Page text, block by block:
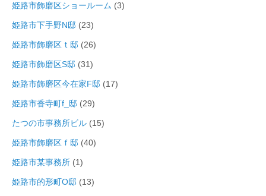
姫路市飾磨区ショールーム (3)
姫路市下手野N邸 (23)
姫路市飾磨区ｔ邸 (26)
姫路市飾磨区S邸 (31)
姫路市飾磨区今在家F邸 (17)
姫路市香寺町f_邸 (29)
たつの市事務所ビル (15)
姫路市飾磨区ｆ邸 (40)
姫路市某事務所 (1)
姫路市的形町O邸 (13)